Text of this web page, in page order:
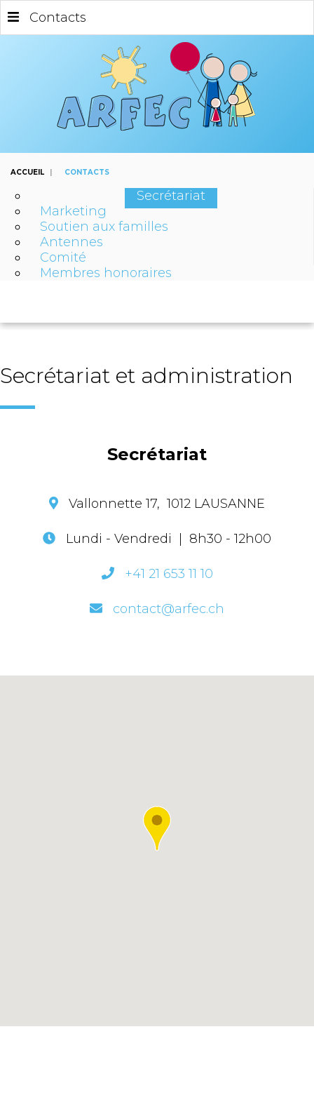
Contacts
ACCUEIL | CONTACTS
Secrétariat
Marketing
Soutien aux familles
Antennes
Comité
Membres honoraires
Secrétariat et administration
Secrétariat
Vallonnette 17, 1012 LAUSANNE
Lundi - Vendredi | 8h30 - 12h00
+41 21 653 11 10
contact@arfec.ch